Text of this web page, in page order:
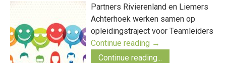
Partners Rivierenland en Liemers
Achterhoek werken samen op
opleidingstraject voor Teamleiders
Continue reading →
Continue reading...